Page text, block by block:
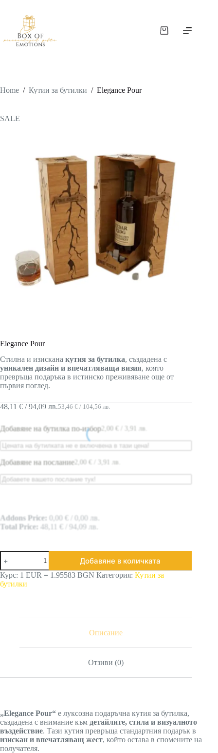
Home / Кутии за бутилки / Elegance Pour
SALE
Elegance Pour
Стилна и изискана кутия за бутилка, създадена с
уникален дизайн и впечатляваща визия, която
превръща подаръка в истинско преживяване още от
първия поглед.
53,46€/ 104,56 лв.
48,11 € / 94,09 лв.
Добавяне на бутилка по-избор2,00 € / 3,91 лв.
Добавяне на послание2,00 € / 3,91 лв.
Addons Price: 0,00 €
/ 0,00 лв.
Total Price: 48,11 € / 94,09 лв.
Добавяне в количката
Курс: 1 EUR = 1.95583 BGN Категория: Кутии за
бутилки
Описание
Отзиви (0)
„Elegance Pour“ е луксозна подаръчна кутия за бутилка,
създадена с внимание към детайлите, стила и визуалното
въздействие. Тази кутия превръща стандартния подарък в
изискан и впечатляващ жест, който остава в спомените на
получателя.